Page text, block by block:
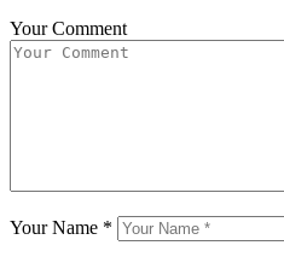
Your Comment
Your Name *